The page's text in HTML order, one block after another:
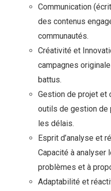
Communication
des contenus
communautés.
Créativité et
campagnes
battus.
Gestion de projet et
outils de gestion de
les délais.
Esprit d’analyse et
Capacité à analyser
problèmes et à
Adaptabilité et